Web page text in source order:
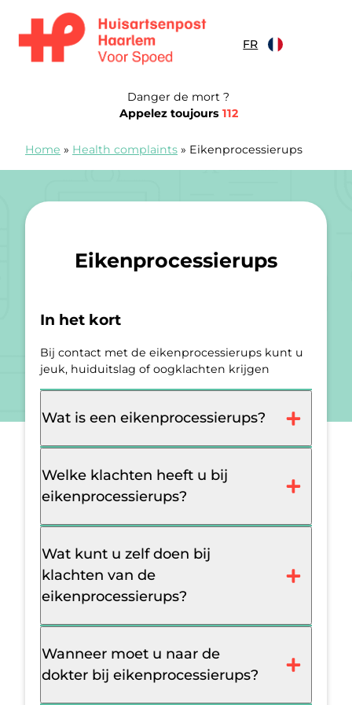
FR
Danger de mort ?
Appelez toujours 112
Home » Health complaints » Eikenprocessierups
Eikenprocessierups
In het kort
Bij contact met de eikenprocessierups kunt u
jeuk, huiduitslag of oogklachten krijgen
Wat is een eikenprocessierups?
Welke klachten heeft u bij
eikenprocessierups?
Wat kunt u zelf doen bij
klachten van de
eikenprocessierups?
Wanneer moet u naar de
dokter bij eikenprocessierups?